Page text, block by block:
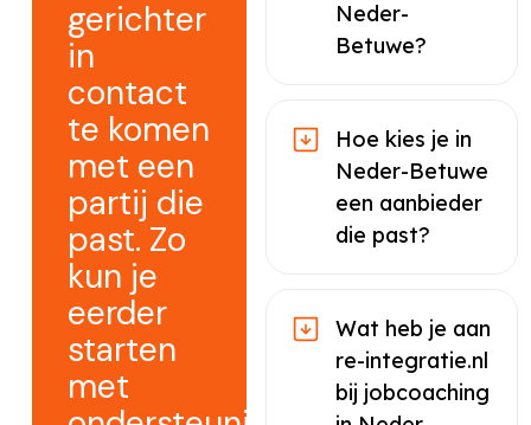
gerichter
in
contact
te komen
met een
partij die
past. Zo
kun je
eerder
starten
met
Neder-
Betuwe?
Hoe kies je in
Neder-Betuwe
een aanbieder
die past?
Wat heb je aan
re-integratie.nl
bij jobcoaching